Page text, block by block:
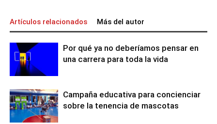
Artículos relacionados Más del autor
Por qué ya no deberíamos pensar en
una carrera para toda la vida
Campaña educativa para concienciar
sobre la tenencia de mascotas